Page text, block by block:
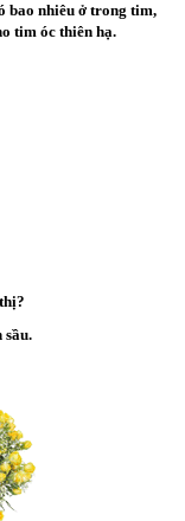
bao nhiêu ở trong tim,
tim óc thiên hạ.
sầu.